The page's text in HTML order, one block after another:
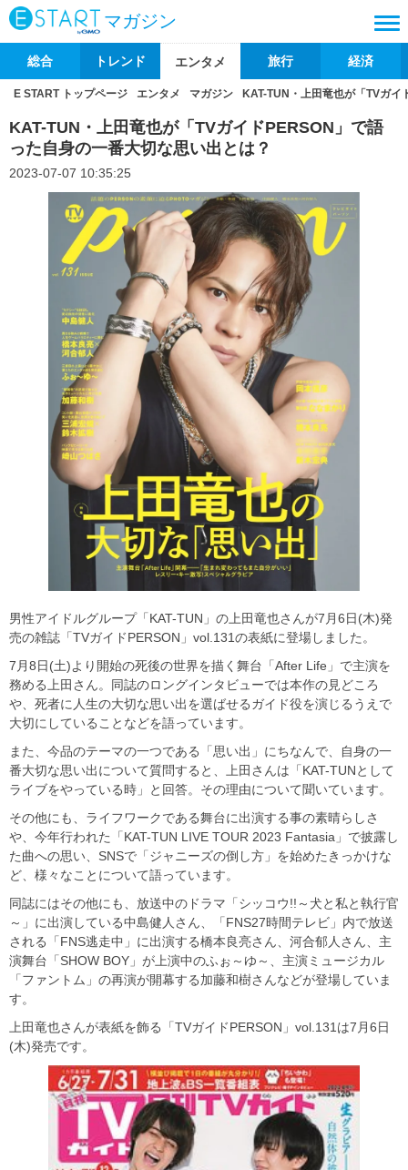
マガジン
総合 トレンド エンタメ 旅行 経済
E START トップページ エンタメ マガジン KAT-TUN・上田竜也が「TVガ
KAT-TUN・上田竜也が「TVガイドPERSON」で語
った自身の一番大切な思い出とは？
2023-07-07 10:35:25
男性アイドルグループ「KAT-TUN」の上田竜也さんが7月6日(木)発
売の雑誌「TVガイドPERSON」vol.131の表紙に登場しました。
7月8日(土)より開始の死後の世界を描く舞台「After Life」で主演を
務める上田さん。同誌のロングインタビューでは本作の見どころ
や、死者に人生の大切な思い出を選ばせるガイド役を演じるうえで
大切にしていることなどを語っています。
また、今品のテーマの一つである「思い出」にちなんで、自身の一
番大切な思い出について質問すると、上田さんは「KAT-TUNとして
ライブをやっている時」と回答。その理由について聞いています。
その他にも、ライフワークである舞台に出演する事の素晴らしさ
や、今年行われた「KAT-TUN LIVE TOUR 2023 Fantasia」で披露し
た曲への思い、SNSで「ジャニーズの倒し方」を始めたきっかけな
ど、様々なことについて語っています。
同誌にはその他にも、放送中のドラマ「シッコウ!!～犬と私と執行官
～」に出演している中島健人さん、「FNS27時間テレビ」内で放送
される「FNS逃走中」に出演する橋本良亮さん、河合郁人さん、主
演舞台「SHOW BOY」が上演中のふぉ～ゆ～、主演ミュージカル
「ファントム」の再演が開幕する加藤和樹さんなどが登場していま
す。
上田竜也さんが表紙を飾る「TVガイドPERSON」vol.131は7月6日
(木)発売です。